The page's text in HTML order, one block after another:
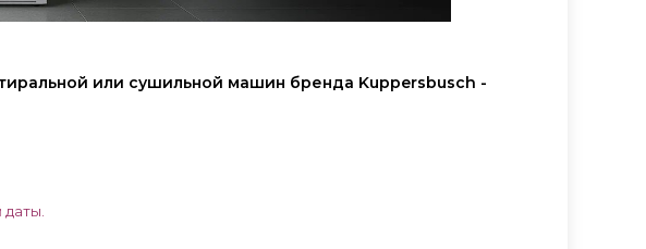
или сушильной машин бренда Kuppersbusch -
даты.